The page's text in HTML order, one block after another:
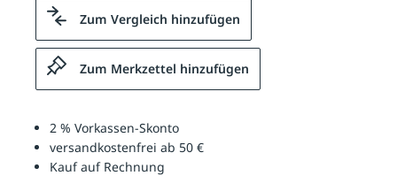
Zum Vergleich hinzufügen
Zum Merkzettel hinzufügen
2 % Vorkassen-Skonto
versandkostenfrei ab 50 €
Kauf auf Rechnung